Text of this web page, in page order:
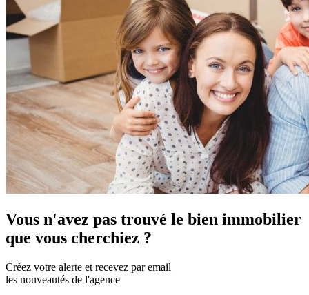
Vous n'avez pas trouvé le bien immobilier
que vous cherchiez ?
Créez votre alerte et recevez par email
les nouveautés de l'agence